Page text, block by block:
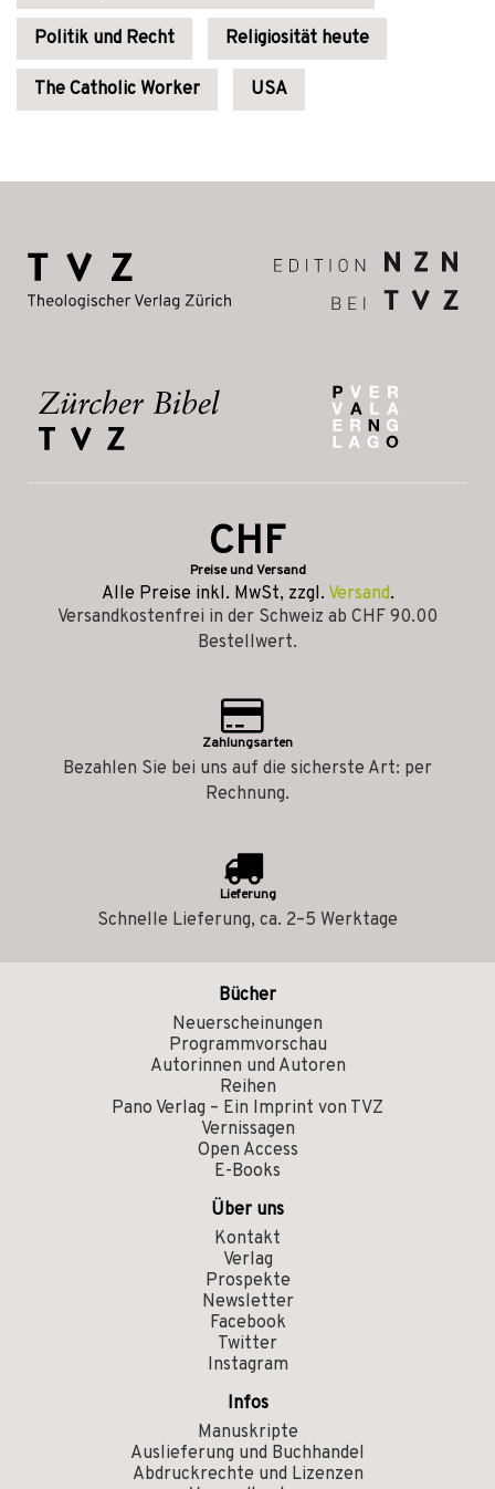
Politik und Recht Religiosität heute
The Catholic Worker USA
CHF
Preise und Versand
Alle Preise inkl. MwSt, zzgl. Versand.
Versandkostenfrei in der Schweiz ab CHF 90.00
Bestellwert.
Zahlungsarten
Bezahlen Sie bei uns auf die sicherste Art: per
Rechnung.
Lieferung
Schnelle Lieferung, ca. 2–5 Werktage
Bücher
Neuerscheinungen
Programmvorschau
Autorinnen und Autoren
Reihen
Pano Verlag – Ein Imprint von TVZ
Vernissagen
Open Access
E-Books
Über uns
Kontakt
Verlag
Prospekte
Newsletter
Facebook
Twitter
Instagram
Infos
Manuskripte
Auslieferung und Buchhandel
Abdruckrechte und Lizenzen